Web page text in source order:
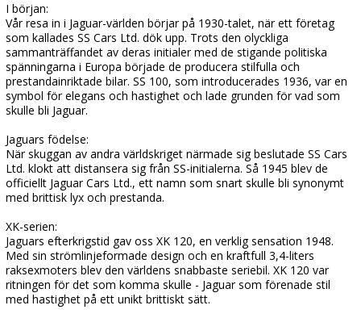
I början:
Vår resa in i Jaguar-världen börjar på 1930-talet, när ett företag
som kallades SS Cars Ltd. dök upp. Trots den olyckliga
sammanträffandet av deras initialer med de stigande politiska
spänningarna i Europa började de producera stilfulla och
prestandainriktade bilar. SS 100, som introducerades 1936, var en
symbol för elegans och hastighet och lade grunden för vad som
skulle bli Jaguar.
Jaguars födelse:
När skuggan av andra världskriget närmade sig beslutade SS Cars
Ltd. klokt att distansera sig från SS-initialerna. Så 1945 blev de
officiellt Jaguar Cars Ltd., ett namn som snart skulle bli synonymt
med brittisk lyx och prestanda.
XK-serien:
Jaguars efterkrigstid gav oss XK 120, en verklig sensation 1948.
Med sin strömlinjeformade design och en kraftfull 3,4-liters
raksexmoters blev den världens snabbaste seriebil. XK 120 var
ritningen för det som komma skulle - Jaguar som förenade stil
med hastighet på ett unikt brittiskt sätt.